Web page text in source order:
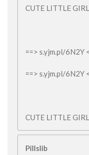
CUTE LITTLE
==> s.yjm.pl/6N2Y
==> s.yjm.pl/6N2Y
CUTE LITTLE
Pillslib